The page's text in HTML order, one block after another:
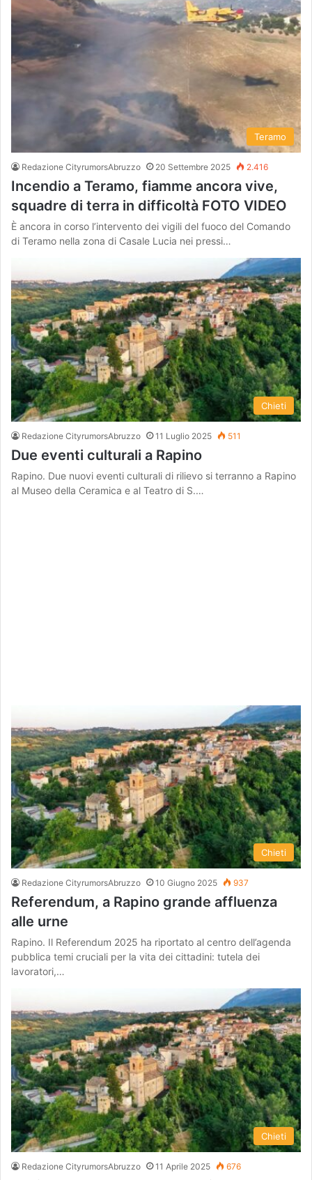
Teramo
Redazione CityrumorsAbruzzo 20 Settembre 2025 2.416
Incendio a Teramo, fiamme ancora vive,
squadre di terra in difficoltà FOTO VIDEO
È ancora in corso l’intervento dei vigili del fuoco del Comando
di Teramo nella zona di Casale Lucia nei pressi…
Chieti
Redazione CityrumorsAbruzzo 11 Luglio 2025 511
Due eventi culturali a Rapino
Rapino. Due nuovi eventi culturali di rilievo si terranno a Rapino
al Museo della Ceramica e al Teatro di S.…
Chieti
Redazione CityrumorsAbruzzo 10 Giugno 2025 937
Referendum, a Rapino grande affluenza
alle urne
Rapino. Il Referendum 2025 ha riportato al centro dell’agenda
pubblica temi cruciali per la vita dei cittadini: tutela dei
lavoratori,…
Chieti
Redazione CityrumorsAbruzzo 11 Aprile 2025 676